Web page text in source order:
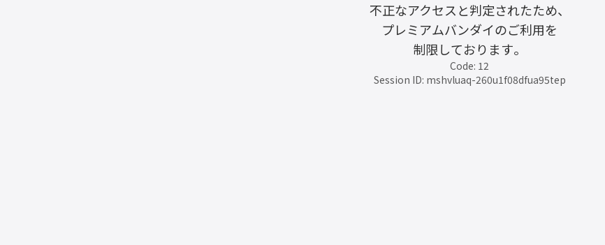
不正なアクセスと判定されたため、
プレミアムバンダイのご利用を
制限しております。
Code: 12
Session ID: mshvluaq-260u1f08dfua95tep